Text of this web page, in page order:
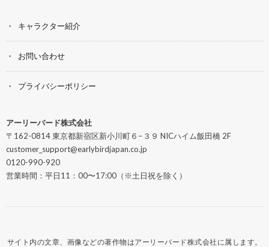
キャラクター紹介
お問い合わせ
プライバシーポリシー
アーリーバード株式会社
〒162-0814 東京都新宿区新小川町６−３９ NICハイム飯田橋 2F
customer_support@earlybirdjapan.co.jp
0120-990-920
営業時間：平日11：00〜17:00（※土日祝を除く）
サイト内の文章、画像などの著作物はアーリーバード株式会社に属します。